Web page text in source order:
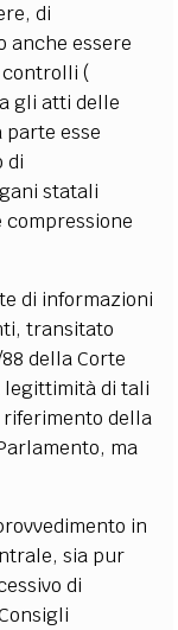
di
anche essere
controlli (
gli atti delle
esse
di
statali
di informazioni
transitato
della Corte
legittimità di tali
della
ma
in
sia pur
di